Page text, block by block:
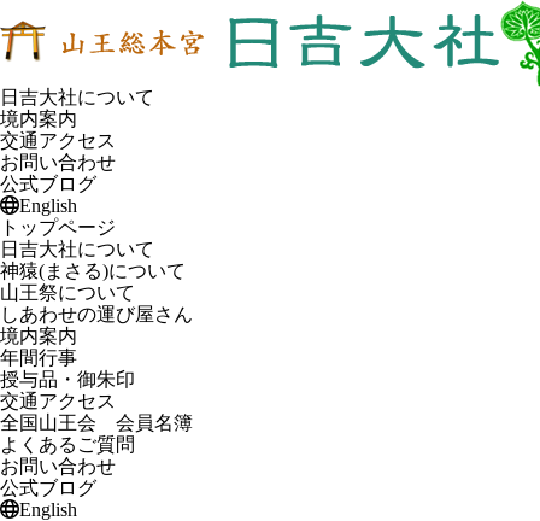
日吉大社について
境内案内
交通アクセス
お問い合わせ
公式ブログ
English
トップページ
日吉大社について
神猿(まさる)について
山王祭について
しあわせの運び屋さん
境内案内
年間行事
授与品・御朱印
交通アクセス
全国山王会 会員名簿
よくあるご質問
お問い合わせ
公式ブログ
English